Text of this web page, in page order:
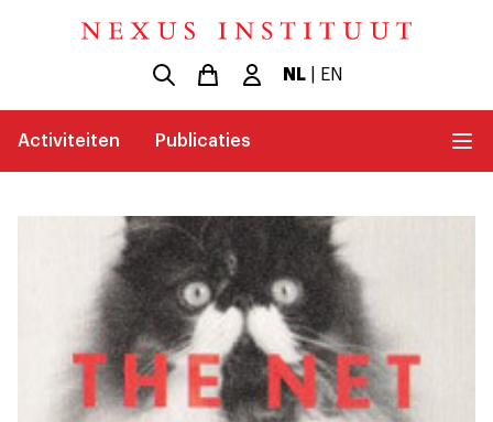
NL| EN
Activiteiten Publicaties